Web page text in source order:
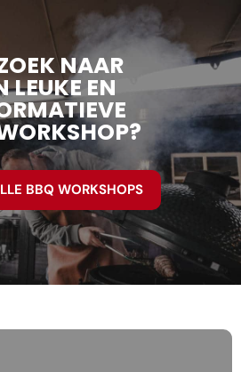
NAAR
LEUKE EN
BBQ WORKSHOPS